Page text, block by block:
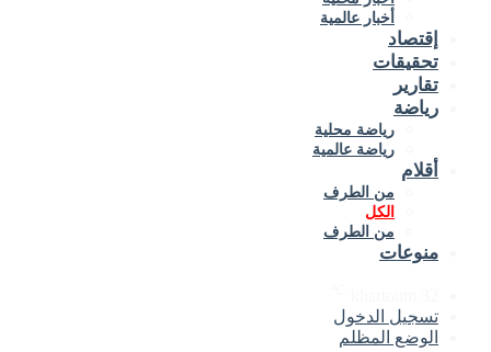
أخبار عالمية
إقتصاد
تحقيقات
تقارير
رياضة
رياضة محلية
رياضة عالمية
أقلام
من الطرف
الكل
من الطرف
منوعات
تسجيل الدخول
الوضع المظلم